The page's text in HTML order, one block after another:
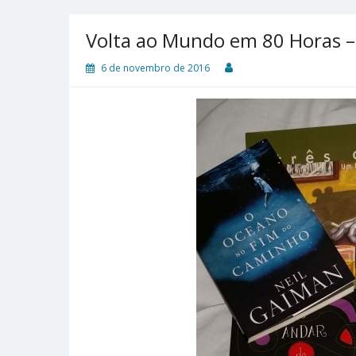
Volta ao Mundo em 80 Horas
6 de novembro de 2016